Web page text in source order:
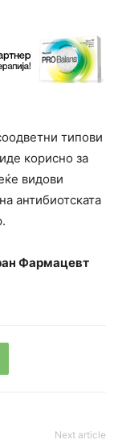
типови
корисно за
видови
антибиотската
Фармацевт
Next article